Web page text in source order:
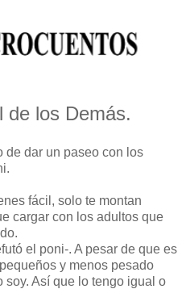
de los Demás.
de dar un paseo con los
fácil, solo te montan
cargar con los adultos que
el poni-. A pesar de que es
y menos pesado
soy. Así que lo tengo igual o